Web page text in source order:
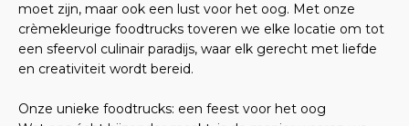
moet zijn, maar ook een lust voor het oog. Met onze
crèmekleurige foodtrucks toveren we elke locatie om tot
een sfeervol culinair paradijs, waar elk gerecht met liefde
en creativiteit wordt bereid.
Onze unieke foodtrucks: een feest voor het oog